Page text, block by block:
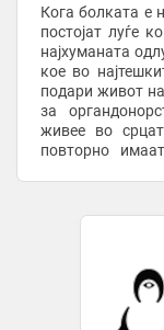
Кога болката е
постојат луѓе
најхуманата
кое во
подари живот
за
живее во
повторно